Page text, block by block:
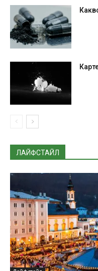
ЛАЙФСТАЙЛ